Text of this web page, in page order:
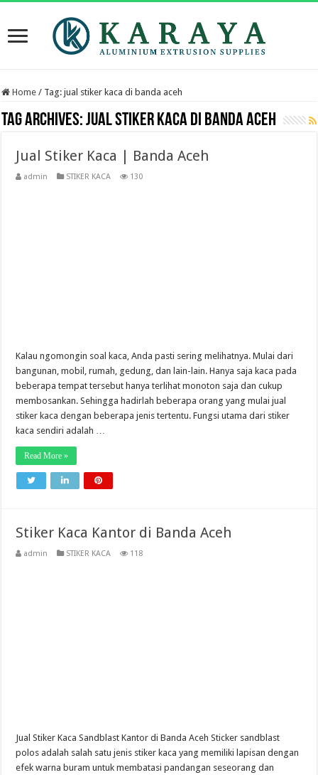
Home / Tag:jual stiker kaca di banda aceh
Tag Archives:jual stiker kaca di banda aceh
Jual Stiker Kaca | Banda Aceh
admin STIKER KACA 130
Kalau ngomongin soal kaca, Anda pasti sering melihatnya. Mulai dari
bangunan, mobil, rumah, gedung, dan lain-lain. Hanya saja kaca pada
beberapa tempat tersebut hanya terlihat monoton saja dan cukup
membosankan. Sehingga hadirlah beberapa orang yang mulai jual
stiker kaca dengan beberapa jenis tertentu. Fungsi utama dari stiker
kaca sendiri adalah …
Read More »
Stiker Kaca Kantor di Banda Aceh
admin STIKER KACA 118
Jual Stiker Kaca Sandblast Kantor di Banda Aceh Sticker sandblast
polos adalah salah satu jenis stiker kaca yang memiliki lapisan dengan
efek warna buram untuk membatasi pandangan seseorang dan